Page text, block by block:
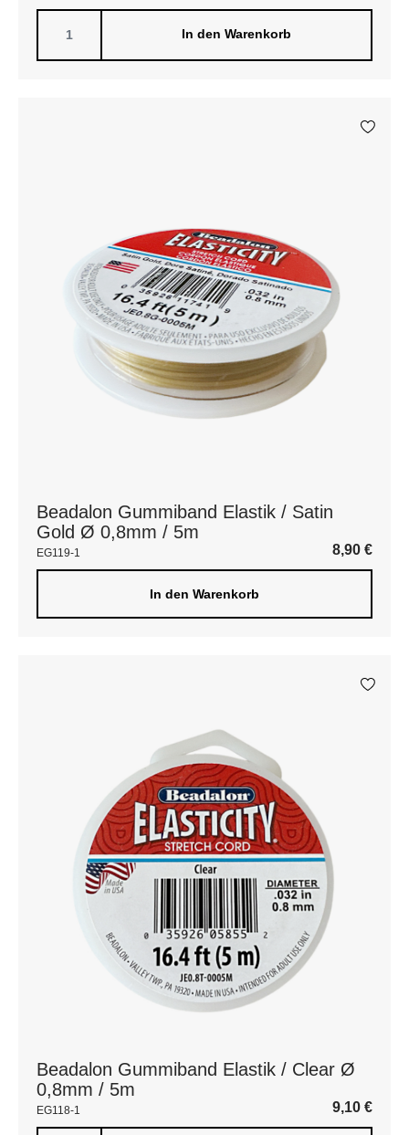
In den Warenkorb
Beadalon Gummiband Elastik / Satin
Gold Ø 0,8mm / 5m
EG119-1 8,90 €
In den Warenkorb
Beadalon Gummiband Elastik / Clear Ø
0,8mm / 5m
EG118-1 9,10 €